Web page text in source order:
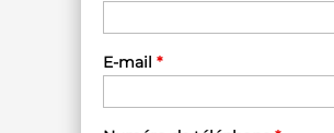
E-mail *